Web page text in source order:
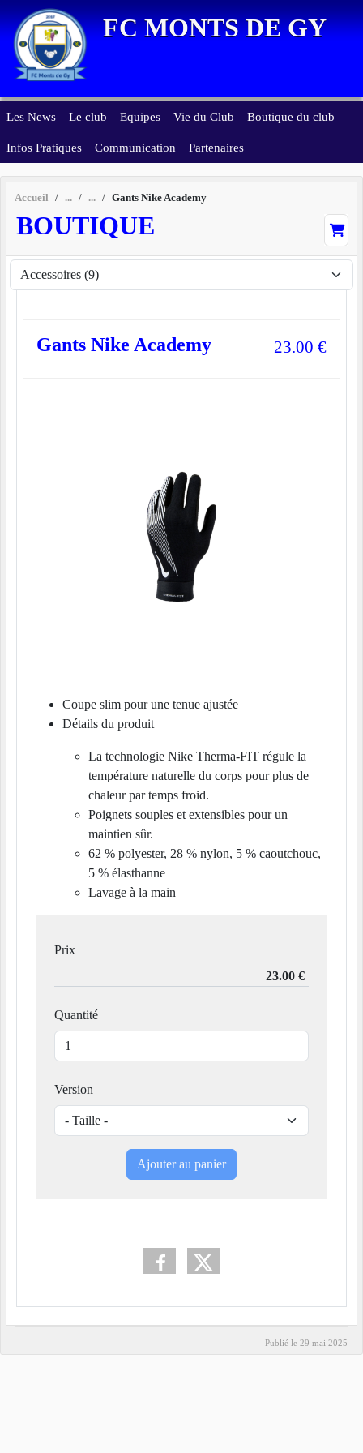
FC MONTS DE GY
Les News Le club Equipes Vie du Club Boutique du club
Infos Pratiques Communication Partenaires
Accueil Gants Nike Academy
BOUTIQUE
Gants Nike Academy 23.00 €
Coupe slim pour une tenue ajustée
Détails du produit
La technologie Nike Therma-FIT régule la
température naturelle du corps pour plus de
chaleur par temps froid.
Poignets souples et extensibles pour un
maintien sûr.
62 % polyester, 28 % nylon, 5 % caoutchouc,
5 % élasthanne
Lavage à la main
Prix
Quantité
Version
Ajouter au panier
Publié le 29 mai 2025
Panneau de gestion des cookies